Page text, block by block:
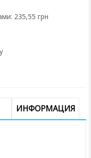
235,55 грн
ИНФОРМАЦИЯ